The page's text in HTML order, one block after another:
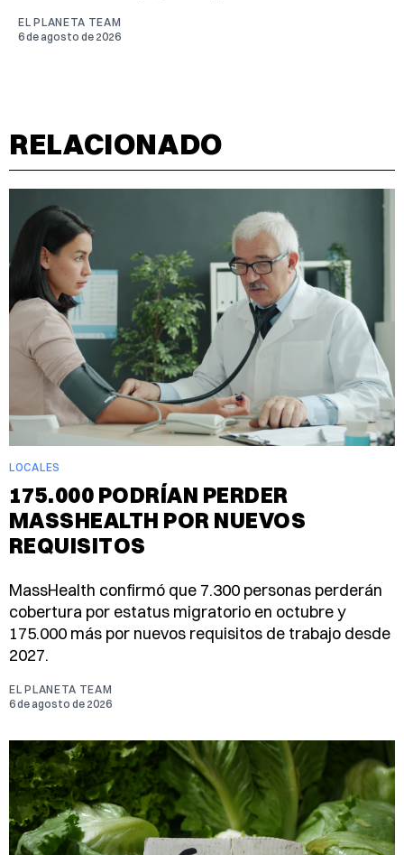
EL PLANETA TEAM
6 de agosto de 2026
RELACIONADO
LOCALES
175.000 PODRÍAN PERDER
MASSHEALTH POR NUEVOS
REQUISITOS
MassHealth confirmó que 7.300 personas perderán
cobertura por estatus migratorio en octubre y
175.000 más por nuevos requisitos de trabajo desde
2027.
EL PLANETA TEAM
6 de agosto de 2026